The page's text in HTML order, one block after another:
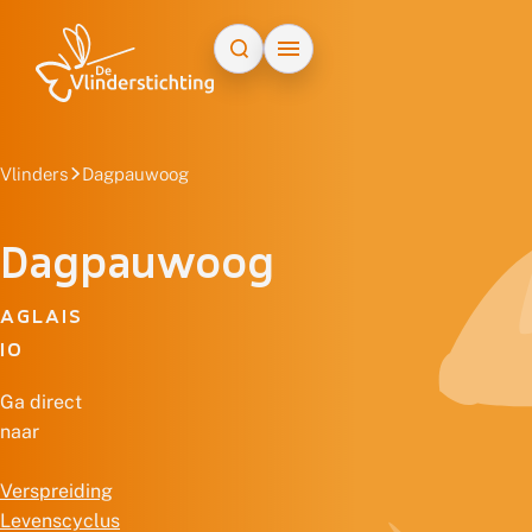
Vlinders Dagpauwoog
Dagpauwoog
AGLAIS
IO
Ga direct
naar
Verspreiding
Levenscyclus